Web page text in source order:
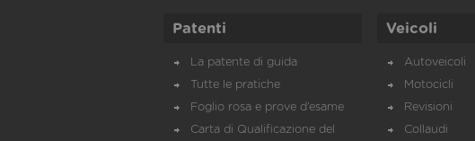
Patenti
La patente di guida
Tutte le pratiche
Foglio rosa e prove d’esame
Carta di Qualificazione del
Veicoli
Autoveicoli
Motocicli
Revisioni
Collaudi